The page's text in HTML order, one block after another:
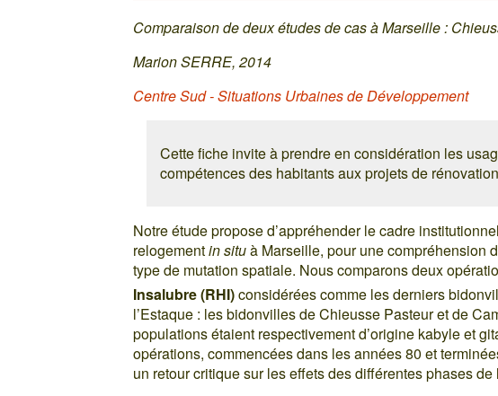
Comparaison de deux études de cas à Marseille :
Marion SERRE, 2014
Centre Sud - Situations Urbaines de Développement
Cette fiche invite à prendre en considération les
compétences des habitants aux projets de
Notre étude propose d’appréhender le cadre
relogementin situà Marseille, pour une compréhension
type de mutation spatiale. Nous comparons deux
Insalubre (RHI)considérées comme les derniers
l’Estaque : les bidonvilles de Chieusse Pasteur et de
populations étaient respectivement d’origine kabyle et
opérations, commencées dans les années 80 et
un retour critique sur les effets des différentes phases de